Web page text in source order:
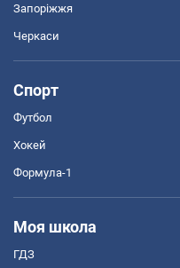
Запоріжжя
Черкаси
Спорт
Футбол
Хокей
Формула-1
Моя школа
ГДЗ